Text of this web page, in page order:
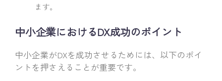
ます。
中小企業におけるDX成功のポイント
中小企業がDXを成功させるためには、以下のポイ
ントを押さえることが重要です。